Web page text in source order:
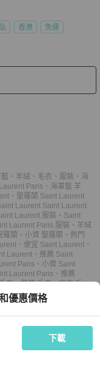
香港 免運
、 羊絨 、 毛衣 、 服裝 、 海
Paris 、 海軍藍 羊
、 聖羅蘭 Saint Laurent
Laurent Saint Laurent
Laurent 服裝 、 Saint
Laurent Paris 服裝 、 羊絨
羅蘭 、 小資 聖羅蘭 、 熱門
、 便宜 Saint Laurent 、
Laurent 、 推薦 Saint
Paris 、 小資 Saint
Laurent Paris 、 推薦
衣、熱門 毛衣、中古 毛
熱門 服裝、中古 服裝
優惠價格
下載